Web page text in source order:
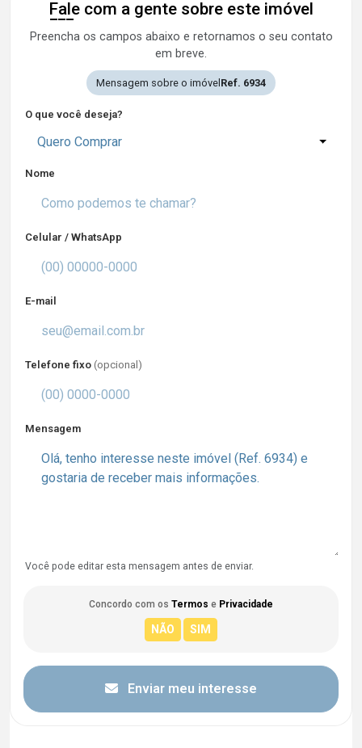
Fale com a gente sobre este imóvel
Preencha os campos abaixo e retornamos o seu contato
em breve.
Mensagem sobre o imóvel Ref. 6934
O que você deseja?
Quero Comprar
Nome
Celular / WhatsApp
E-mail
Telefone fixo (opcional)
Mensagem
Você pode editar esta mensagem antes de enviar.
Concordo com os Termos e Privacidade
Enviar meu interesse